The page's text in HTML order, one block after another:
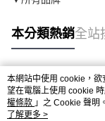
本分類熱銷全站
熱門標籤
本網站中使用 cookie，
望在電腦上使用 cookie
權條款 」之 Cookie 聲明
用條款之 Cookie 聲明使
了解更多 >